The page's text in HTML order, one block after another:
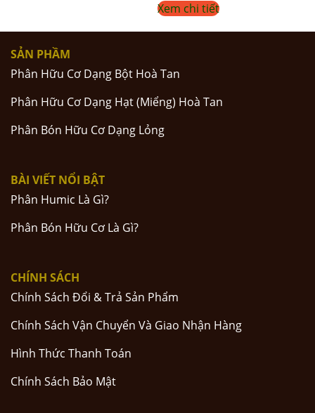
Xem chi tiết
SẢN PHẦM
Phân Hữu Cơ Dạng Bột Hoà Tan
Phân Hữu Cơ Dạng Hạt (Miểng) Hoà Tan
Phân Bón Hữu Cơ Dạng Lỏng
BÀI VIẾT NỔI BẬT
Phân Humic Là Gì?
Phân Bón Hữu Cơ Là Gì?
CHÍNH SÁCH
Chính Sách Đổi & Trả Sản Phẩm
Chính Sách Vận Chuyển Và Giao Nhận Hàng
Hình Thức Thanh Toán
Chính Sách Bảo Mật